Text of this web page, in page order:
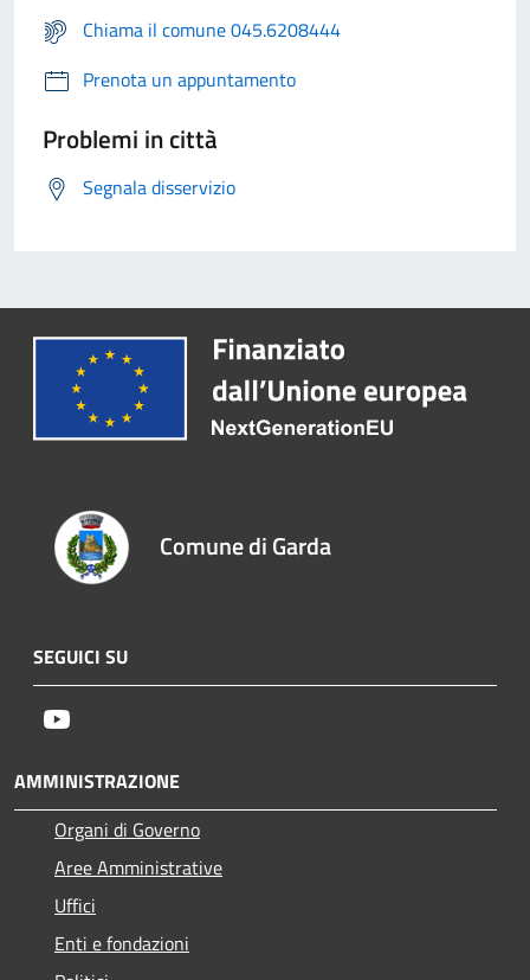
Chiama il comune 045.6208444
Prenota un appuntamento
Problemi in città
Segnala disservizio
Comune di Garda
SEGUICI SU
AMMINISTRAZIONE
Organi di Governo
Aree Amministrative
Uffici
Enti e fondazioni